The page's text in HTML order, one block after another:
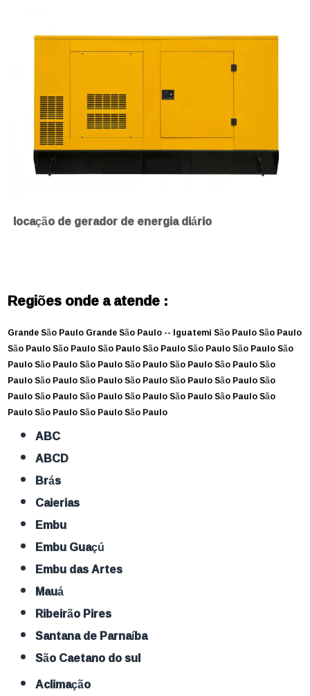
locação de gerador de energia diário
Regiões onde a atende :
Grande São PauloGrande São Paulo -- IguatemiSão PauloSão Paulo
São PauloSão PauloSão PauloSão PauloSão PauloSão PauloSão
PauloSão PauloSão PauloSão PauloSão PauloSão PauloSão
PauloSão PauloSão PauloSão PauloSão PauloSão PauloSão
PauloSão PauloSão PauloSão PauloSão PauloSão PauloSão
PauloSão PauloSão PauloSão Paulo
ABC
ABCD
Brás
Caierias
Embu
Embu Guaçú
Embu das Artes
Mauá
Ribeirão Pires
Santana de Parnaíba
São Caetano do sul
Aclimação